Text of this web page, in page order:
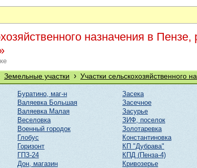
назначения в Пензе,
Земельные участки › Участки сельскохозяйственного
Буратино, маг-н
Валяевка Большая
Валяевка Малая
Веселовка
Военный городок
Глобус
Горизонт
ГПЗ-24
Дон, магазин
Засека
Засечное
Засурье
ЗИФ, поселок
Золотаревка
Константиновка
КП "Дубрава"
КПД (Пенза-4)
Кривозерье